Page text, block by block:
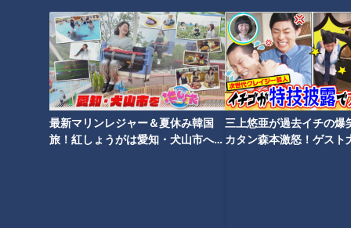
最新マリンレジャー＆夏休み韓国
旅！紅しょうがは愛知・犬山市へ
三上悠亜が過去イチの爆
カタン森本激怒！ゲスト
イスの座る部分…角の辺りに手を置いて行う腕立て伏せは、女
性やお子さんなど、力の弱い人向け。
お尻を上げずに、体を一直線にして行います。